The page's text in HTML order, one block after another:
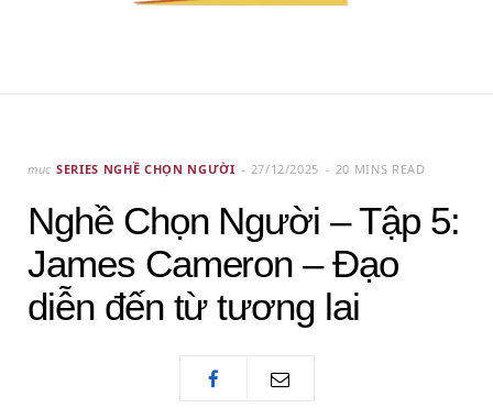
mục SERIES NGHỀ CHỌN NGƯỜI 27/12/2025 20 MINS READ
Nghề Chọn Người – Tập 5:
James Cameron – Đạo
diễn đến từ tương lai